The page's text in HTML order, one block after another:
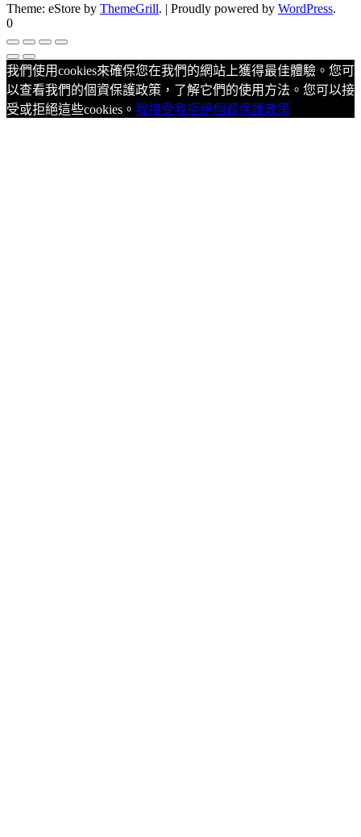
Theme: eStore by ThemeGrill. | Proudly powered by WordPress.
0
我們使用cookies來確保您在我們的網站上獲得最佳體驗。您可
以查看我們的個資保護政策，了解它們的使用方法。您可以接
受或拒絕這些cookies。 我接受我拒絕個資保護政策